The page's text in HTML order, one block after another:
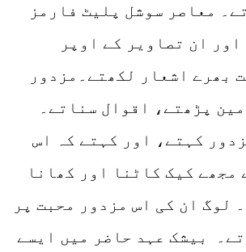
معاصر سوشل پلیٹ فارمز
ان تصاویر کے اوپر
بھرے اشعار لکھتے۔مزدور
پڑھتے، اقوال سناتے۔
کہتے، اور کہتے کہ اس
مجھے کیک کاٹنا اور کھانا
لوگ ان کی اس مزدور محبت پر
بیشک عہد حاضر میں ایسے